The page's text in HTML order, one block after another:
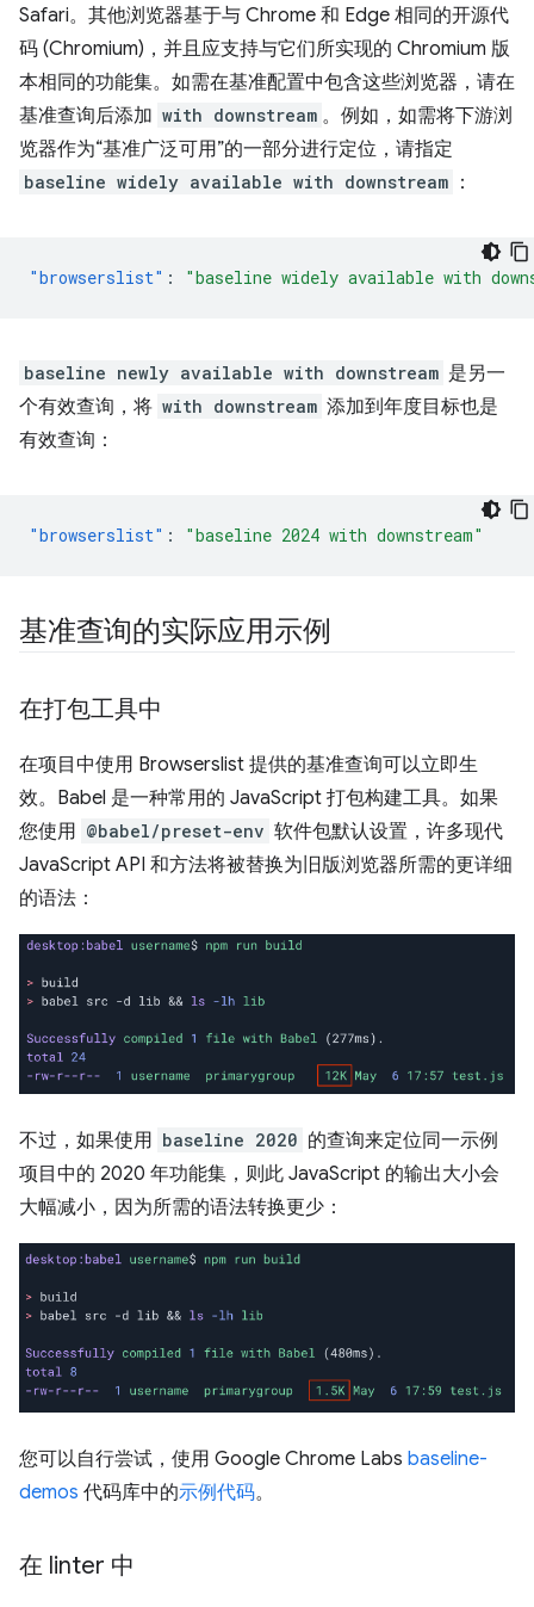
Safari。其他浏览器基于与 Chrome 和 Edge 相同的开源代
码 (Chromium)，并且应支持与它们所实现的 Chromium 版
本相同的功能集。如需在基准配置中包含这些浏览器，请在
基准查询后添加 with downstream 。例如，如需将下游浏
览器作为“基准广泛可用”的一部分进行定位，请指定
baseline widely available with downstream ：
"browserslist" : "baseline widely available with
baseline newly available with downstream 是另一
个有效查询，将 with downstream 添加到年度目标也是
有效查询：
"browserslist" : "baseline 2024 with downstream"
基准查询的实际应用示例
在打包工具中
在项目中使用 Browserslist 提供的基准查询可以立即生
效。Babel 是一种常用的 JavaScript 打包构建工具。如果
您使用 @babel/preset-env 软件包默认设置，许多现代
JavaScript API 和方法将被替换为旧版浏览器所需的更详细
的语法：
不过，如果使用 baseline 2020 的查询来定位同一示例
项目中的 2020 年功能集，则此 JavaScript 的输出大小会
大幅减小，因为所需的语法转换更少：
您可以自行尝试，使用 Google Chrome Labs baseline-
demos 代码库中的示例代码。
在 linter 中